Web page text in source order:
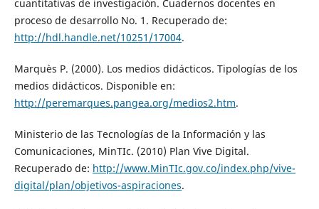
cuantitativas de investigación. Cuadernos docentes en
proceso de desarrollo No. 1. Recuperado de:
http://hdl.handle.net/10251/17004.
Marquès P. (2000). Los medios didácticos. Tipologías de los
medios didácticos. Disponible en:
http://peremarques.pangea.org/medios2.htm.
Ministerio de las Tecnologías de la Información y las
Comunicaciones, MinTIc. (2010) Plan Vive Digital.
Recuperado de: http://www.MinTIc.gov.co/index.php/vive-
digital/plan/objetivos-aspiraciones.